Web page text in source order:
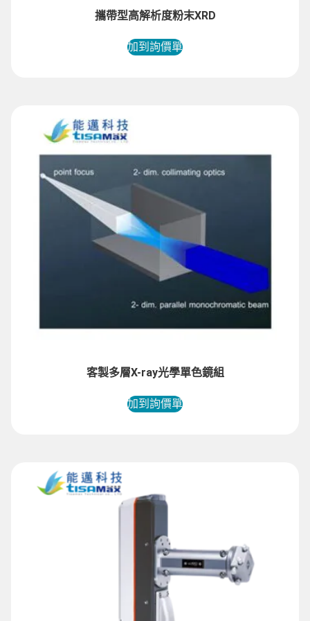
攜帶型高解析度粉末XRD
加到詢價單
客製多層X-ray光學單色鏡組
加到詢價單